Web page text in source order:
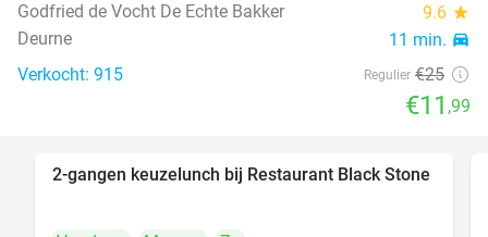
Godfried de Vocht De Echte Bakker
9.6 star
Deurne 11 min. directions_car
Verkocht: 915 Regulier €25
€11 ,99
36%
2-gangen keuzelunch bij Restaurant Black Stone